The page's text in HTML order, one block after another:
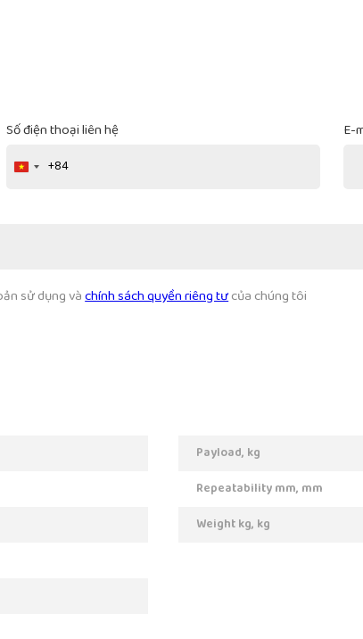
Số điện thoại liên hệ
Vietnam
+84
E-
sử dụng vàchính sách quyền riêng tưcủa chúng tôi
Payload, kg
Repeatability mm, mm
Weight kg, kg